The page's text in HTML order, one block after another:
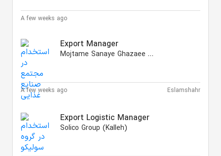
A few weeks ago
Export Manager
Mojtame Sanaye Ghazaee Mihan
A few weeks ago Eslamshahr
Export Logistic Manager
Solico Group (Kalleh)